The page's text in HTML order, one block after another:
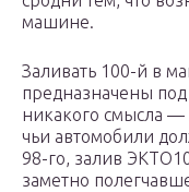
машине.
Заливать 100-й в
предназначены
никакого смысла —
чьи автомобили
98-го, залив
заметно